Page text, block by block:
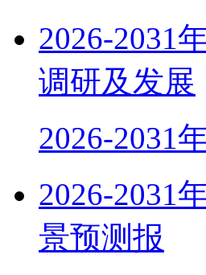
2026-2031
调研及发展
2026-2031
2026-2031
景预测报